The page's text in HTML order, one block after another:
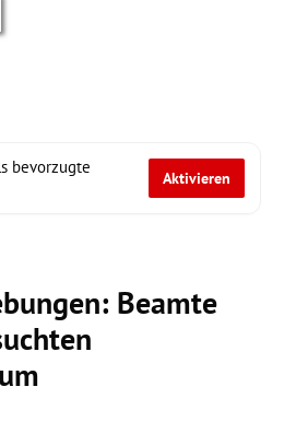
bevorzugte
Aktivieren
Beamte